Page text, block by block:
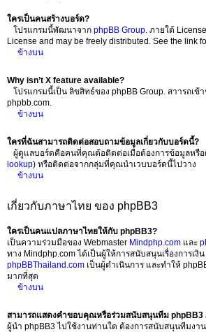
ใครเป็นคนสร้างบอร์ด?
โปรแกรมนี้พัฒนาจาก phpBB Group. ภายใต้
License and may be freely distributed. See the link
ข้างบน
Why isn’t X feature available?
โปรแกรมนี้เป็น ลิขสิทธ์ของ phpBB Group. สาารถเข้
phpbb.com.
ข้างบน
ใครที่ฉันสามารถติดต่อสอบถามข้อมูลเกี่ยวกับบอร์ดนี้?
ผู้ดูแลบอร์ดคือคนที่คุณต้อติดต่อเมื่อต้องการข้อมูลหรือ
lookup) หรือติดต่อจากกลุ่มที่คุณนำเวบบอร์ดนี้ไปวาง
ข้างบน
เกี่ยวกับภาษาไทย ของ phpBB3
ใครเป็นคนแปลภาษาไทยให้กับ phpBB3?
เป็นความร่วมมือของ Webmaster Mindphp.com และ
ทาง Mindphp.com ได้เป็นผู้ให้การสนับสนุนเรื่องการเงิ
phpBBThailand.com เป็นผู้ดำเนินการ และทำให้
มากที่สุด
ข้างบน
สามารถแสดงคำขอบคุณหรือร่วมสนับสนุนทีม phpBB3
ผู้นำ phpBB3 ไปใช้งานท่านใด ต้องการสนับสนุนทีมงา